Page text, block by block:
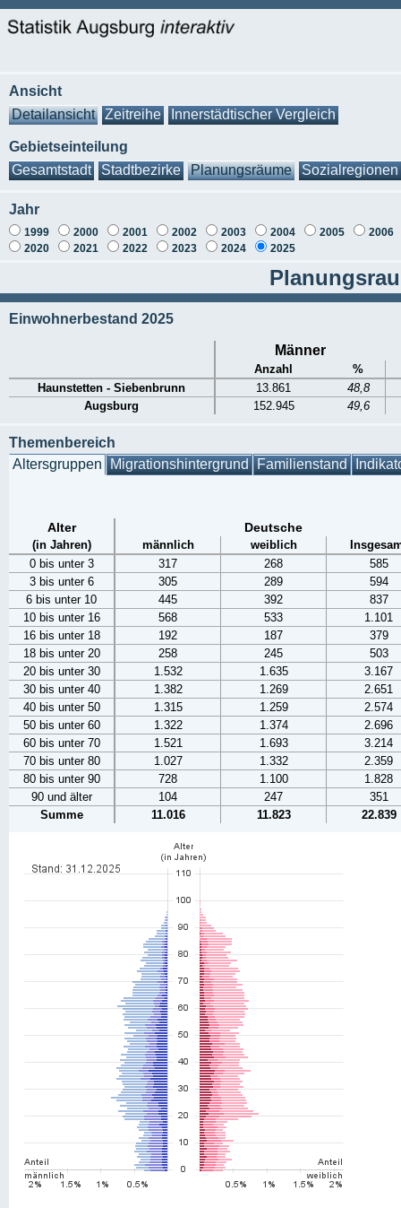
Ansicht
Detailansicht
Zeitreihe Innerstädtischer Vergleich
Gebietseinteilung
Gesamtstadt
Stadtbezirke Planungsräume Sozialregionen
Jahr
1999 2000 2001 2002 2003 2004 2005
2006
2020
2021 2022 2023 2024 2025
Einwohnerbestand 2025
Männer
Anzahl
%
Haunstetten - Siebenbrunn
13.861
48,8
Augsburg
152.945 49,6
Themenbereich
Altersgruppen Migrationshintergrund Familienstand
Alter Deutsche
(in Jahren) männlich weiblich
0 bis unter 3
317 268
585
3 bis unter 6
305 289
594
6 bis unter 10
445 392
837
10 bis unter 16
568 533
1.101
16 bis unter 18
192 187
379
18 bis unter 20
258 245
503
20 bis unter 30
1.532 1.635
3.167
30 bis unter 40
1.382 1.269
2.651
40 bis unter 50
1.315 1.259
2.574
50 bis unter 60
1.322 1.374
2.696
60 bis unter 70
1.521 1.693
3.214
70 bis unter 80
1.027 1.332
2.359
80 bis unter 90
728 1.100
1.828
90 und älter
104 247
351
Summe
11.016 11.823 22.839